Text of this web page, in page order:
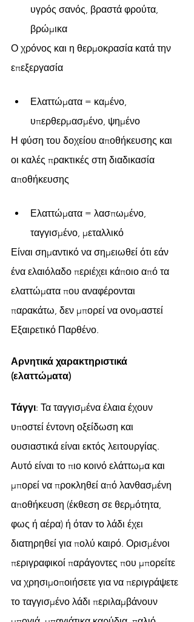
υγρός σανός, βραστά φρούτα,
βρώμικα
Ο χρόνος και η θερμοκρασία κατά την
επεξεργασία
Ελαττώματα = καμένο,
υπερθερμασμένο, ψημένο
Η φύση του δοχείου αποθήκευσης και
οι καλές πρακτικές στη διαδικασία
αποθήκευσης
Ελαττώματα = λασπωμένο,
ταγγισμένο, μεταλλικό
Είναι σημαντικό να σημειωθεί ότι εάν
ένα ελαιόλαδο περιέχει κάποιο από τα
ελαττώματα που αναφέρονται
παρακάτω, δεν μπορεί να ονομαστεί
Εξαιρετικό Παρθένο.
Αρνητικά χαρακτηριστικά
(ελαττώματα)
Τάγγι: Τα ταγγισμένα έλαια έχουν
υποστεί έντονη οξείδωση και
ουσιαστικά είναι εκτός λειτουργίας.
Αυτό είναι το πιο κοινό ελάττωμα και
μπορεί να προκληθεί από λανθασμένη
αποθήκευση (έκθεση σε θερμότητα,
φως ή αέρα) ή όταν το λάδι έχει
διατηρηθεί για πολύ καιρό. Ορισμένοι
περιγραφικοί παράγοντες που μπορείτε
να χρησιμοποιήσετε για να περιγράψετε
το ταγγισμένο λάδι περιλαμβάνουν